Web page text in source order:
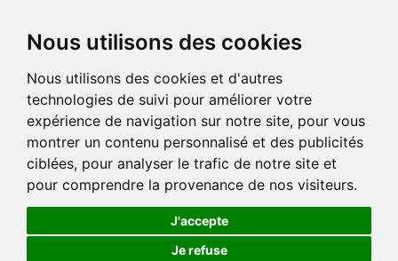
Nous utilisons des cookies
Nous utilisons des cookies et d'autres
technologies de suivi pour améliorer votre
expérience de navigation sur notre site, pour vous
montrer un contenu personnalisé et des publicités
ciblées, pour analyser le trafic de notre site et
pour comprendre la provenance de nos visiteurs.
J'accepte
Je refuse